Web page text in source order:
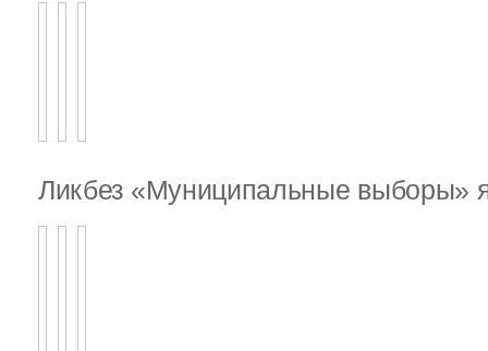
Ликбез «Муниципальные выборы»